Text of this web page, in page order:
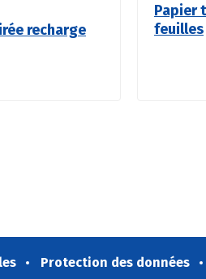
recharge
Papier
feuilles
Protection des données